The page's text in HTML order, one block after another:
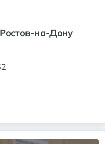
на-Дону